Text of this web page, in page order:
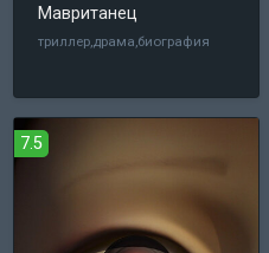
Мавританец
триллер,драма,биография
7.5